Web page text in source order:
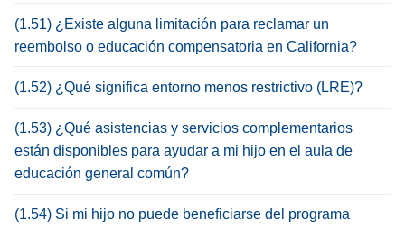
(1.51) ¿Existe alguna limitación para reclamar un
reembolso o educación compensatoria en California?
(1.52) ¿Qué significa entorno menos restrictivo (LRE)?
(1.53) ¿Qué asistencias y servicios complementarios
están disponibles para ayudar a mi hijo en el aula de
educación general común?
(1.54) Si mi hijo no puede beneficiarse del programa